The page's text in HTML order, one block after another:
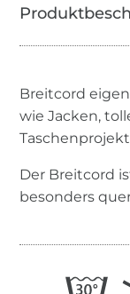
Breitcord
wie Jacken,
Der Breitcord
besonders